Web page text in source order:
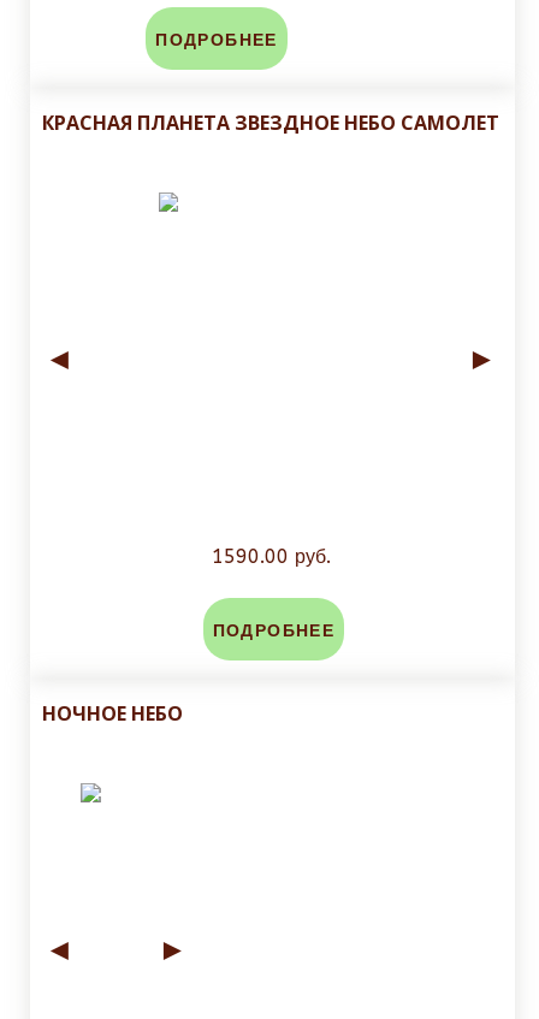
ПОДРОБНЕЕ
КРАСНАЯ ПЛАНЕТА ЗВЕЗДНОЕ НЕБО САМОЛЕТ
◄ ►
1590.00 руб.
ПОДРОБНЕЕ
НОЧНОЕ НЕБО
◄ ►